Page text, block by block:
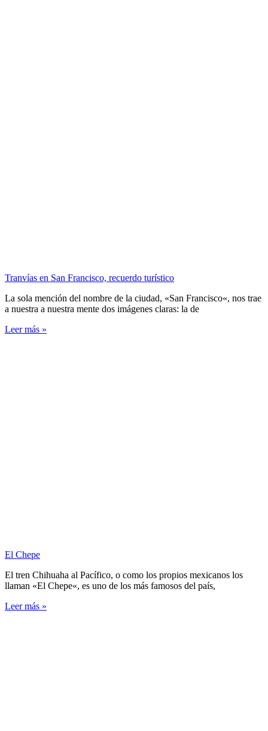
Tranvías en San Francisco, recuerdo turístico
La sola mención del nombre de la ciudad, «San Francisco«, nos trae
a nuestra a nuestra mente dos imágenes claras: la de
Leer más »
El Chepe
El tren Chihuaha al Pacífico, o como los propios mexicanos los
llaman «El Chepe«, es uno de los más famosos del país,
Leer más »